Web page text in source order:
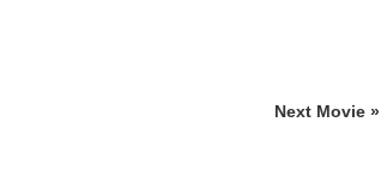
Next Movie »